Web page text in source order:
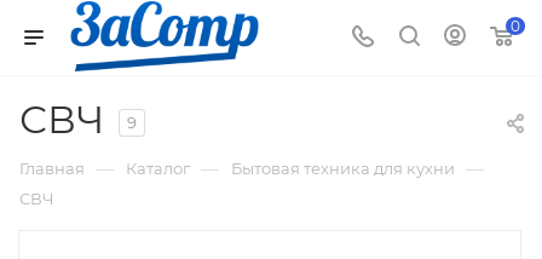
0
СВЧ 9
Главная — Каталог — Бытовая техника для кухни —
СВЧ